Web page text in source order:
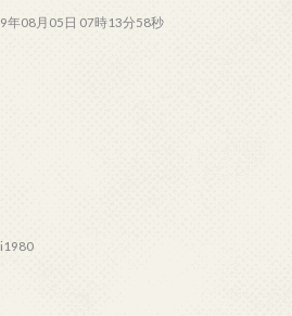
年08月05日 07時13分58秒